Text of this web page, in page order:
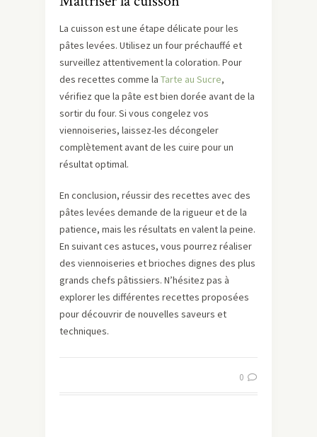
La cuisson est une étape délicate pour les
pâtes levées. Utilisez un four préchauffé et
surveillez attentivement la coloration. Pour
des recettes comme la Tarte au Sucre,
vérifiez que la pâte est bien dorée avant de la
sortir du four. Si vous congelez vos
viennoiseries, laissez-les décongeler
complètement avant de les cuire pour un
résultat optimal.
En conclusion, réussir des recettes avec des
pâtes levées demande de la rigueur et de la
patience, mais les résultats en valent la peine.
En suivant ces astuces, vous pourrez réaliser
des viennoiseries et brioches dignes des plus
grands chefs pâtissiers. N’hésitez pas à
explorer les différentes recettes proposées
pour découvrir de nouvelles saveurs et
techniques.
0